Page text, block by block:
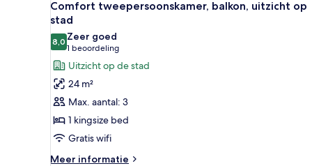
kamers
foto's
voor
Comfort
tweepersoonskamer,
balkon,
uitzicht
op
stad
laden
6
Comfort tweepersoonskamer, balkon, uitzicht op
stad
8,08,0 van 10
Zeer goed
1 beoordeling
(1
beoordeling)
Uitzicht op de stad
24 m²
Max. aantal: 3
1 kingsize bed
Gratis wifi
Meer informatie
Meer